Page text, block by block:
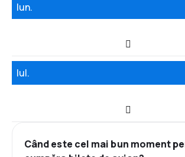
Iun.
Iul.
Când este cel mai bun moment